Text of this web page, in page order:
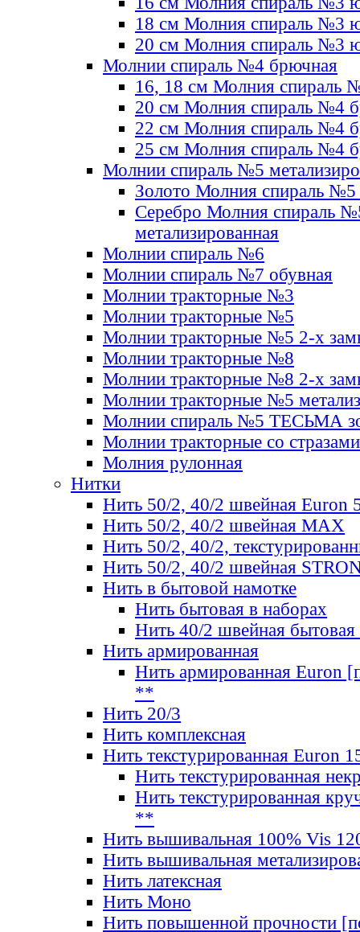
18 см Молния спираль №3
20 см Молния спираль №3
Молнии спираль №4 брючная
16, 18 см Молния спираль
20 см Молния спираль №4
22 см Молния спираль №4
25 см Молния спираль №4
Молнии спираль №5
Золото Молния спираль №5
Серебро Молния спираль
метализированная
Молнии спираль №6
Молнии спираль №7 обувная
Молнии тракторные №3
Молнии тракторные №5
Молнии тракторные №5 2-х
Молнии тракторные №8
Молнии тракторные №8 2-х
Молнии тракторные №5
Молнии спираль №5 ТЕСЬМА
Молнии тракторные со стразами
Молния рулонная
Нитки
Нить 50/2, 40/2 швейная Euron
Нить 50/2, 40/2 швейная МАХ
Нить 50/2, 40/2,
Нить 50/2, 40/2 швейная
Нить в бытовой намотке
Нить бытовая в наборах
Нить 40/2 швейная бытовая
Нить армированная
Нить армированная Euron
**
Нить 20/3
Нить комплексная
Нить текстурированная Euron
Нить текстурированная
Нить текстурированная
**
Нить вышивальная 100% Vis
Нить вышивальная
Нить латексная
Нить Моно
Нить повышенной прочности